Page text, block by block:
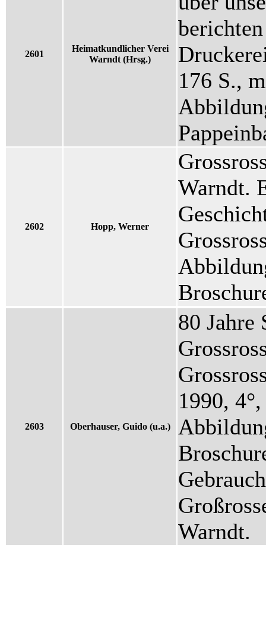
2601
Heimatkundlicher Verei
Warndt (Hrsg.)
176 S.,
2602 Hopp, Werner
Warndt.
2603 Oberhauser, Guido (u.a.)
80 Jahre
1990,
Warndt.